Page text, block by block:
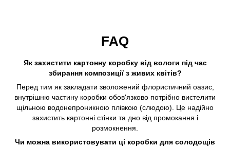
FAQ
Як захистити картонну коробку від вологи під час
збирання композиції з живих квітів?
Перед тим як закладати зволожений флористичний оазис,
внутрішню частину коробки обов'язково потрібно вистелити
щільною водонепроникною плівкою (слюдою). Це надійно
захистить картонні стінки та дно від промокання і
розмокнення.
Чи можна використовувати ці коробки для солодощів